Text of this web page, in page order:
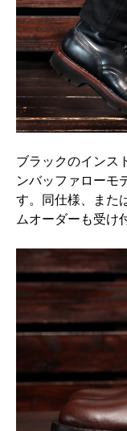
ブラックのインス
ンバッファローモ
す。同仕様、また
ムオーダーも受け